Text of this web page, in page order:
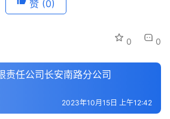
赞 (0)
0 0
责任公司长安南路分公司
2023年10月15日 上午12:42